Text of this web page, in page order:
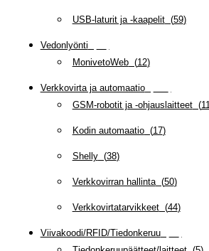
USB-laturit ja -kaapelit(59)
Vedonlyönti
MonivetoWeb(12)
Verkkovirta ja automaatio(
GSM-robotit ja -ohjauslaitteet(11
Kodin automaatio(17)
Shelly(38)
Verkkovirran hallinta(50)
Verkkovirtatarvikkeet(44)
Viivakoodi/RFID/Tiedonkeruu(